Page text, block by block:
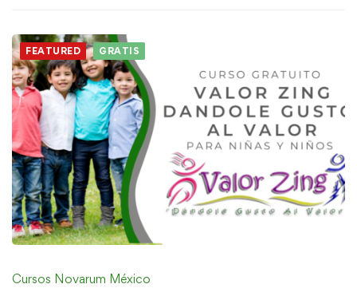
FEATURED GRATIS
Cursos Novarum México